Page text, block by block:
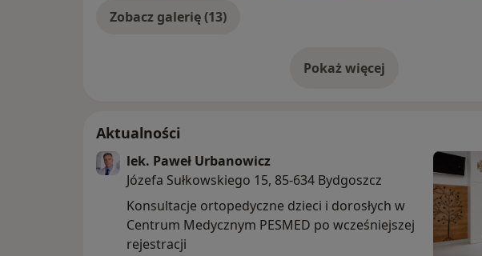
Zobacz galerię (13)
Pokaż więcejo doświadczeniu
Aktualności
lek. Paweł Urbanowicz
Józefa Sułkowskiego 15, 85-634 Bydgoszcz
Konsultacje ortopedyczne dzieci i dorosłych w
Centrum Medycznym PESMED po wcześniejszej
rejestracji